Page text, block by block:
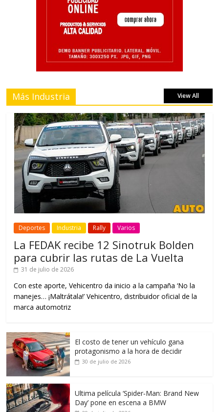
Más Industria View All
Deportes Industria Rally Varios
La FEDAK recibe 12 Sinotruk Bolden
para cubrir las rutas de La Vuelta
31 de julio de 2026
Con este aporte, Vehicentro da inicio a la campaña ‘No la
manejes… ¡Maltrátala!’ Vehicentro, distribuidor oficial de la
marca automotriz
El costo de tener un vehículo gana
protagonismo a la hora de decidir
30 de julio de 2026
Ultima película ‘Spider‑Man: Brand New
Day’ pone en escena a BMW